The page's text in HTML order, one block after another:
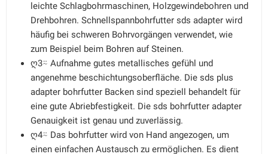
leichte Schlagbohrmaschinen, Holzgewindebohren und
Drehbohren. Schnellspannbohrfutter sds adapter wird
häufig bei schweren Bohrvorgängen verwendet, wie
zum Beispiel beim Bohren auf Steinen.
ღ3⍨ Aufnahme gutes metallisches gefühl und
angenehme beschichtungsoberfläche. Die sds plus
adapter bohrfutter Backen sind speziell behandelt für
eine gute Abriebfestigkeit. Die sds bohrfutter adapter
Genauigkeit ist genau und zuverlässig.
ღ4⍨ Das bohrfutter wird von Hand angezogen, um
einen einfachen Austausch zu ermöglichen. Es dient